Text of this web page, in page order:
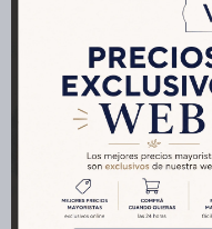
Productos